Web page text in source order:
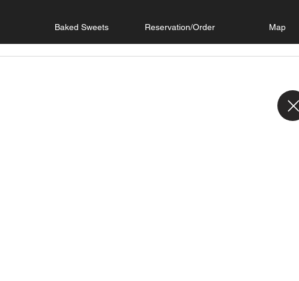
Baked Sweets Reservation/Order Map